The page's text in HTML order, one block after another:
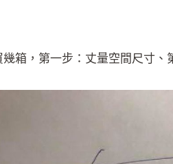
箱，第一步：丈量空間尺寸